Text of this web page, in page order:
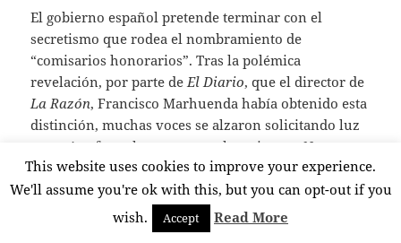
El gobierno español pretende terminar con el
secretismo que rodea el nombramiento de
“comisarios honorarios”. Tras la polémica
revelación, por parte deEl Diario, que el director de
La Razón, Francisco Marhuenda había obtenido esta
distinción, muchas voces se alzaron solicitando luz
y taquígrafos sobre estos nombramientos. No
olvidemos que entre otras prebendas, la posesión de
este título permite portar un arma. El real decreto
está en marcha y obligará a publicar en el BOE “el
reconocimiento de funcionario honorario”.
This website uses cookies to improve your experience.
We'll assume you're ok with this, but you can opt-out if you
wish.
Accept Read More